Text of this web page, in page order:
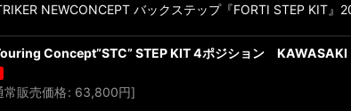
NEWCONCEPT バックステップ『FORTI STEP KIT
Concept”STC” STEP KIT 4ポジション
常販売価格: 63,800円]